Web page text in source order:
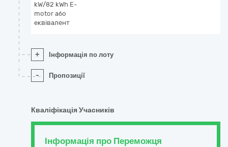
kW/82 kWh E-
motor або
еквівалент
+ Інформація по лоту
- Пропозиції
Кваліфікація Учасників
Інформація про Переможця